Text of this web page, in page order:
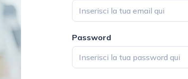
Password